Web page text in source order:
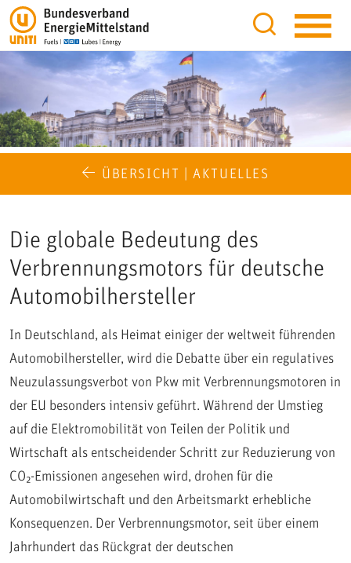
ÜBERSICHT | AKTUELLES
Die globale Bedeutung des
Verbrennungsmotors für deutsche
Automobilhersteller
In Deutschland, als Heimat einiger der weltweit führenden
Automobilhersteller, wird die Debatte über ein regulatives
Neuzulassungsverbot von Pkw mit Verbrennungsmotoren in
der EU besonders intensiv geführt. Während der Umstieg
auf die Elektromobilität von Teilen der Politik und
Wirtschaft als entscheidender Schritt zur Reduzierung von
CO₂-Emissionen angesehen wird, drohen für die
Automobilwirtschaft und den Arbeitsmarkt erhebliche
Konsequenzen. Der Verbrennungsmotor, seit über einem
Jahrhundert das Rückgrat der deutschen